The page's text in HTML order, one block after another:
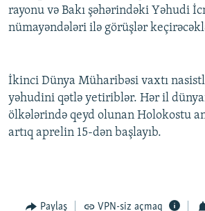
rayonu və Bakı şəhərindəki Yəhudi
nümayəndələri ilə görüşlər
İkinci Dünya Müharibəsi vaxtı
yəhudini qətlə yetiriblər. Hər il
ölkələrində qeyd olunan Holokostu
artıq aprelin 15-dən başlayıb.
Paylaş VPN-siz açmaq